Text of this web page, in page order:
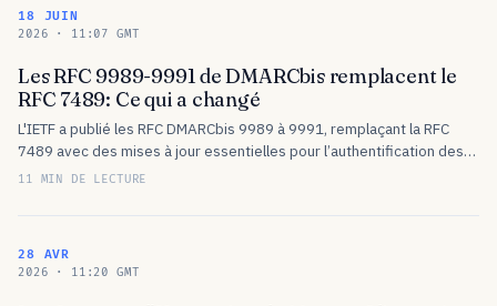
18 JUIN
2026 · 11:07 GMT
Les RFC 9989-9991 de DMARCbis remplacent le
RFC 7489: Ce qui a changé
L'IETF a publié les RFC DMARCbis 9989 à 9991, remplaçant la RFC
7489 avec des mises à jour essentielles pour l’authentification des
e-mails. Découvrez les changements apportés et leur impact…
11 MIN DE LECTURE
28 AVR
2026 · 11:20 GMT